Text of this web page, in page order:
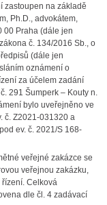
zastoupen na základě
Ph.D., advokátem,
00 Praha (dále jen
č. 134/2016 Sb., o
(dále jen
oznámení o
za účelem zadání
291 Šumperk – Kouty n.
bylo uveřejněno ve
č. Z2021-031320 a
ev. č. 2021/S 168-
veřejné zakázce se
veřejnou zakázku,
řízení. Celková
dle čl. 4 zadávací